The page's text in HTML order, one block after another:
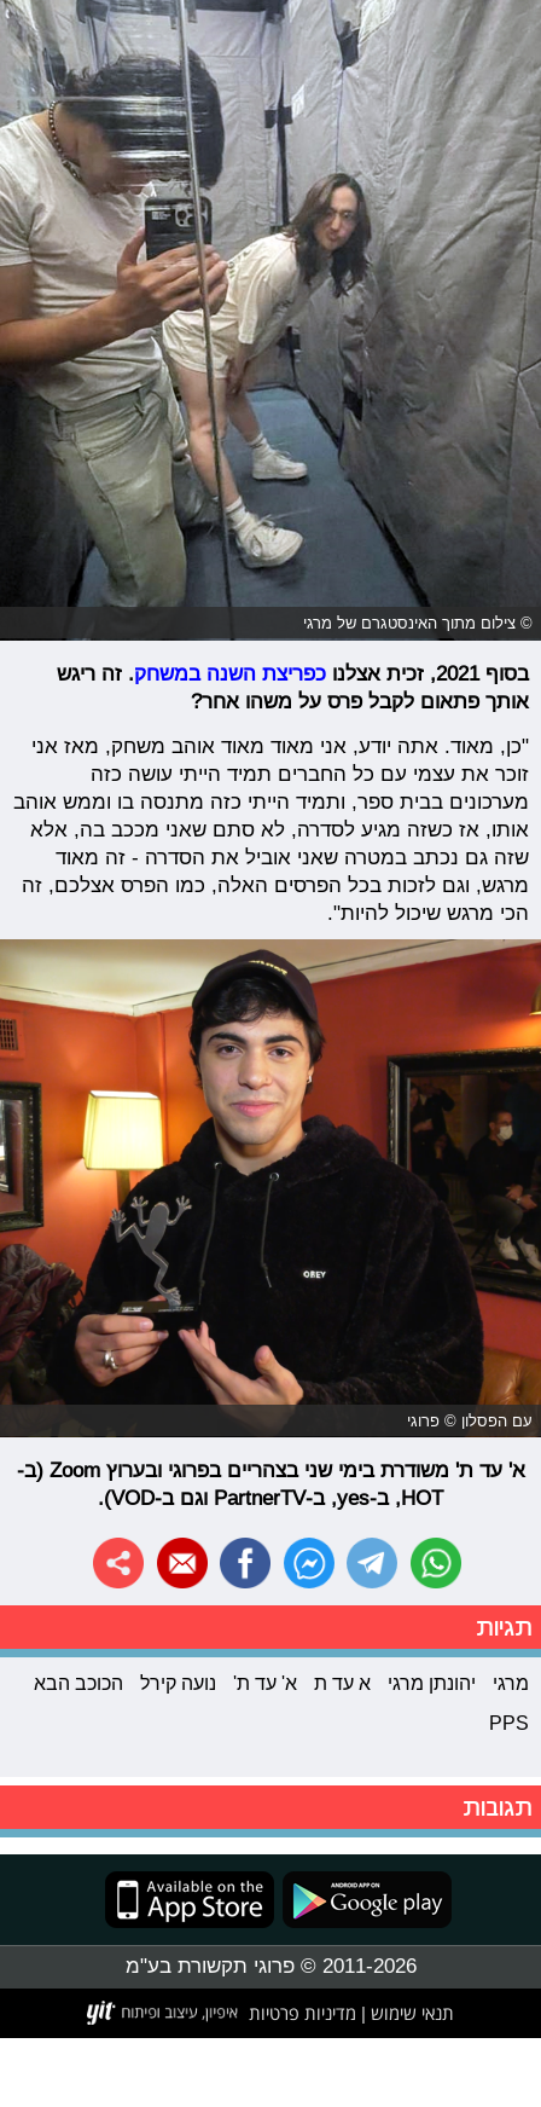
© צילום מתוך האינסטגרם של מרגי
בסוף 2021, זכית אצלנו כפריצת השנה במשחק. זה ריגש
אותך פתאום לקבל פרס על משהו אחר?
"כן, מאוד. אתה יודע, אני מאוד מאוד אוהב משחק, מאז אני
זוכר את עצמי עם כל החברים תמיד הייתי עושה כזה
מערכונים בבית ספר, ותמיד הייתי כזה מתנסה בו וממש אוהב
אותו, אז כשזה מגיע לסדרה, לא סתם שאני מככב בה, אלא
שזה גם נכתב במטרה שאני אוביל את הסדרה - זה מאוד
מרגש, וגם לזכות בכל הפרסים האלה, כמו הפרס אצלכם, זה
הכי מרגש שיכול להיות".
עם הפסלון © פרוגי
א' עד ת' משודרת בימי שני בצהריים בפרוגי ובערוץ Zoom (ב-
HOT, ב-yes, ב-PartnerTV וגם ב-VOD).
תגיות
מרגי יהונתן מרגי א עד ת א' עד ת' נועה קירל
הכוכב הבא
PPS
תגובות
2011-2026 © פרוגי תקשורת בע"מ
תנאי שימוש מדיניות פרטיות